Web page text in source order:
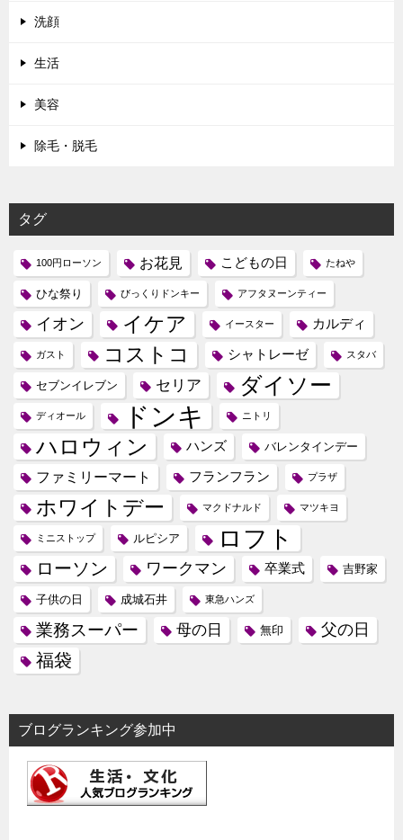
洗顔
生活
美容
除毛・脱毛
タグ
100円ローソン お花見 こどもの日 たねや
ひな祭り びっくりドンキー アフタヌーンティー
イオン イケア イースター カルディ
ガスト コストコ シャトレーゼ スタバ
セブンイレブン セリア ダイソー
ディオール ドンキ ニトリ
ハロウィン ハンズ バレンタインデー
ファミリーマート フランフラン プラザ
ホワイトデー マクドナルド マツキヨ
ミニストップ ルピシア ロフト
ローソン ワークマン 卒業式 吉野家
子供の日 成城石井 東急ハンズ
業務スーパー 母の日 無印 父の日
福袋
ブログランキング参加中